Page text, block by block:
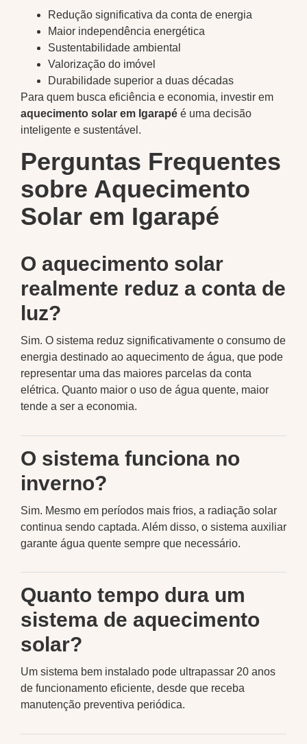
Redução significativa da conta de energia
Maior independência energética
Sustentabilidade ambiental
Valorização do imóvel
Durabilidade superior a duas décadas
Para quem busca eficiência e economia, investir em
aquecimento solar em Igarapé é uma decisão
inteligente e sustentável.
Perguntas Frequentes
sobre Aquecimento
Solar em Igarapé
O aquecimento solar
realmente reduz a conta de
luz?
Sim. O sistema reduz significativamente o consumo de
energia destinado ao aquecimento de água, que pode
representar uma das maiores parcelas da conta
elétrica. Quanto maior o uso de água quente, maior
tende a ser a economia.
O sistema funciona no
inverno?
Sim. Mesmo em períodos mais frios, a radiação solar
continua sendo captada. Além disso, o sistema auxiliar
garante água quente sempre que necessário.
Quanto tempo dura um
sistema de aquecimento
solar?
Um sistema bem instalado pode ultrapassar 20 anos
de funcionamento eficiente, desde que receba
manutenção preventiva periódica.